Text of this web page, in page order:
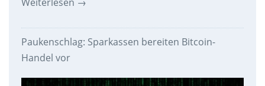
Paukenschlag: Sparkassen bereiten Bitcoin-
Handel vor